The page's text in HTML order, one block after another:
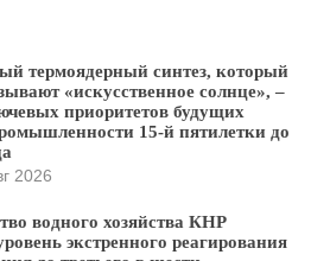
термоядерный синтез, который
«искусственное солнце», –
приоритетов будущих
15-й пятилетки до
2026
водного хозяйства КНР
экстренного реагирования